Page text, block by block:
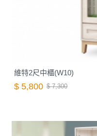
維特2尺中櫃(W10)
$ 5,800 $ 7,300